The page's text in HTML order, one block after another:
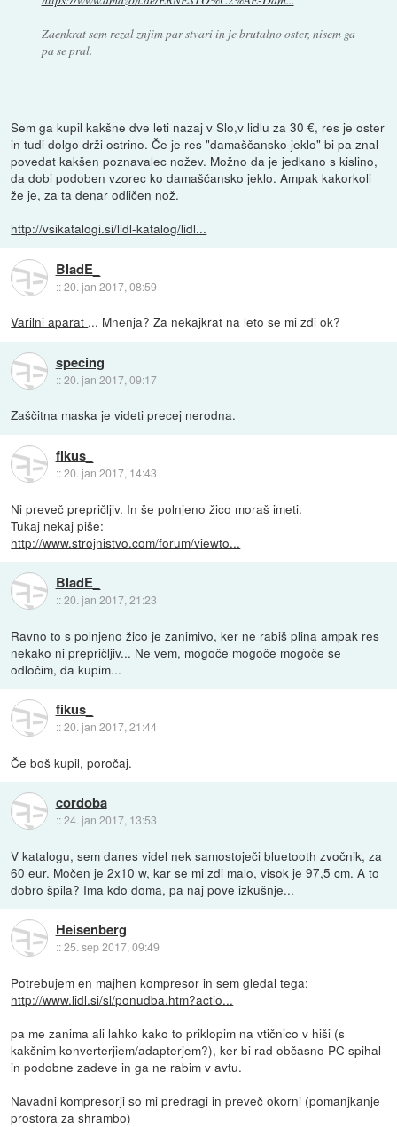
Zaenkrat sem rezal znjim par stvari in je brutalno oster, nisem ga
pa se pral.
Sem ga kupil kakšne dve leti nazaj v Slo,v lidlu za 30 €, res je oster
in tudi dolgo drži ostrino. Če je res "damaščansko jeklo" bi pa znal
povedat kakšen poznavalec nožev. Možno da je jedkano s kislino,
da dobi podoben vzorec ko damaščansko jeklo. Ampak kakorkoli
že je, za ta denar odličen nož.
http://vsikatalogi.si/lidl-katalog/lidl...
BladE_
::20. jan 2017, 08:59
Varilni aparat ... Mnenja? Za nekajkrat na leto se mi zdi ok?
specing
::20. jan 2017, 09:17
Zaščitna maska je videti precej nerodna.
fikus_
::20. jan 2017, 14:43
Ni preveč prepričljiv. In še polnjeno žico moraš imeti.
Tukaj nekaj piše:
http://www.strojnistvo.com/forum/viewto...
BladE_
::20. jan 2017, 21:23
Ravno to s polnjeno žico je zanimivo, ker ne rabiš plina ampak res
nekako ni prepričljiv... Ne vem, mogoče mogoče mogoče se
odločim, da kupim...
fikus_
::20. jan 2017, 21:44
Če boš kupil, poročaj.
cordoba
::24. jan 2017, 13:53
V katalogu, sem danes videl nek samostoječi bluetooth zvočnik, za
60 eur. Močen je 2x10 w, kar se mi zdi malo, visok je 97,5 cm. A to
dobro špila? Ima kdo doma, pa naj pove izkušnje...
Heisenberg
::25. sep 2017, 09:49
Potrebujem en majhen kompresor in sem gledal tega:
http://www.lidl.si/sl/ponudba.htm?actio...
pa me zanima ali lahko kako to priklopim na vtičnico v hiši (s
kakšnim konverterjiem/adapterjem?), ker bi rad občasno PC spihal
in podobne zadeve in ga ne rabim v avtu.
Navadni kompresorji so mi predragi in preveč okorni (pomanjkanje
prostora za shrambo)